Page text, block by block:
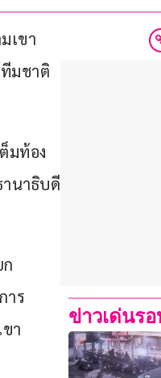
เขา
มชาติ
มท้อง
นาธิบดี
าร
า
ข่าวเด่นร